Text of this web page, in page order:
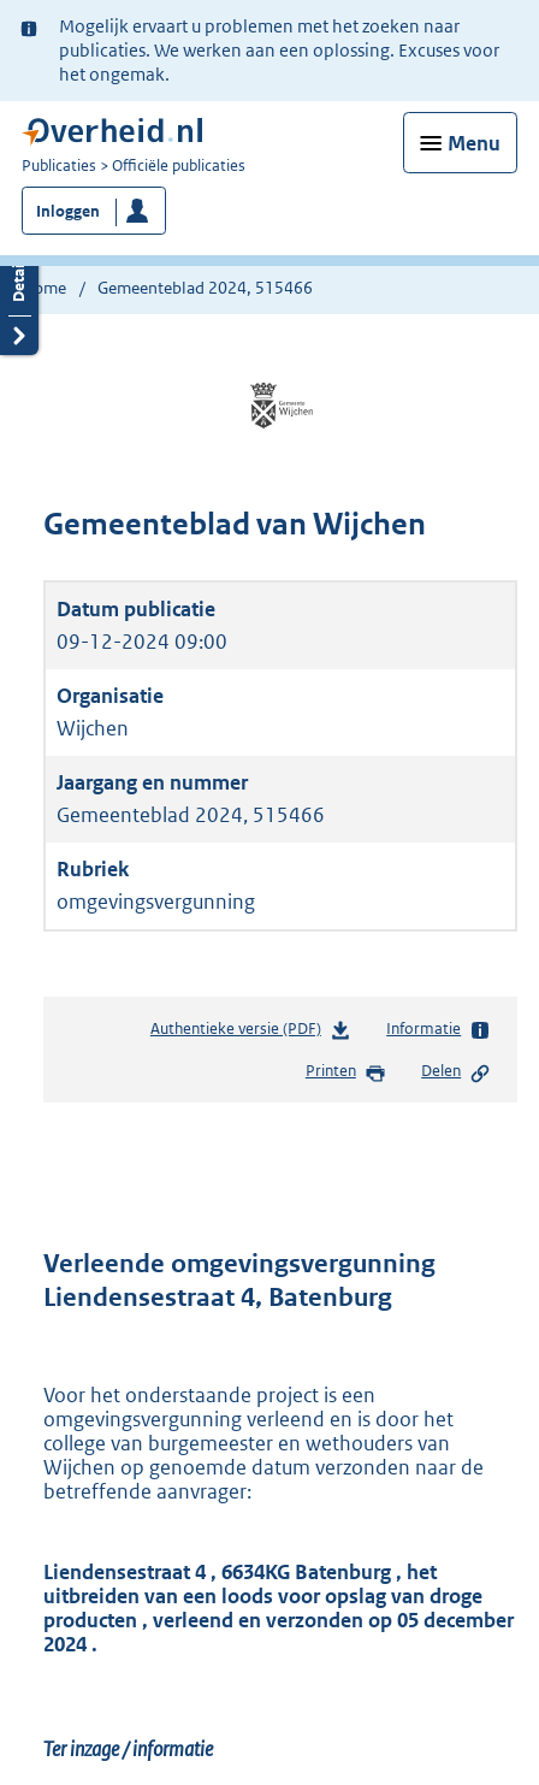
Ter
informatie:
Mogelijk ervaart u problemen met het zoeken naar
publicaties. We werken aan een oplossing. Excuses voor
het ongemak.
Menu
U
bent
nu
hier:
Publicaties Officiële publicaties
Inloggen
Home Gemeenteblad 2024, 515466
Gemeenteblad van Wijchen
09-12-2024 09:00
Wijchen
Gemeenteblad 2024, 515466
omgevingsvergunning
Authentieke versie (PDF)b
s
r
o
e
:
8
Informatie
Printen Delen
Verleende omgevingsvergunning
Liendensestraat 4, Batenburg
Voor het onderstaande project is een
omgevingsvergunning verleend en is door het
college van burgemeester en wethouders van
Wijchen op genoemde datum verzonden naar de
betreffende aanvrager:
Liendensestraat 4 , 6634KG Batenburg , het
uitbreiden van een loods voor opslag van droge
producten , verleend en verzonden op05 december
2024.
Ter inzage / informatie